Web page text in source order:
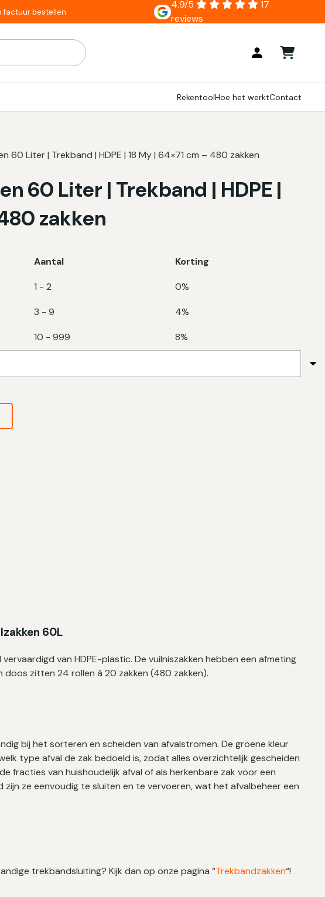
factuur bestellen
4.9/5
17
reviews
beschikbaar zijn, gebruik de pijlen om omhoog en omlaag te gaan
RekentoolHoe het werktContact
60 Liter | Trekband | HDPE | 18 My | 64×71 cm – 480 zakken
60 Liter | Trekband | HDPE |
zakken
Aantal Korting
1 - 2 0%
3 - 9 4%
10 - 999
8%
60L
van HDPE-plastic. De vuilniszakken hebben een afmeting
doos zitten 24 rollen à 20 zakken (480 zakken).
bij het sorteren en scheiden van afvalstromen. De groene kleur
type afval de zak bedoeld is, zodat alles overzichtelijk gescheiden
fracties van huishoudelijk afval of als herkenbare zak voor een
ze eenvoudig te sluiten en te vervoeren, wat het afvalbeheer een
trekbandsluiting? Kijk dan op onze pagina “Trekbandzakken“!